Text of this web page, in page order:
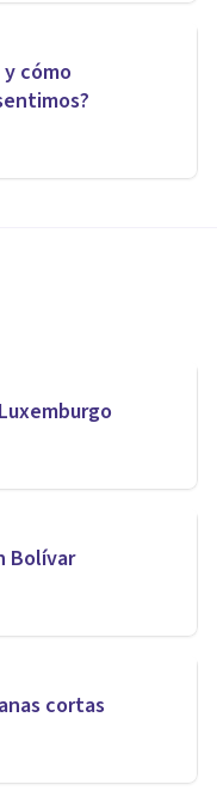
cómo
Bolívar
cortas